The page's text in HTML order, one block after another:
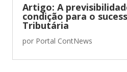
Artigo: A
condição para o
Tributária
por Portal ContNews